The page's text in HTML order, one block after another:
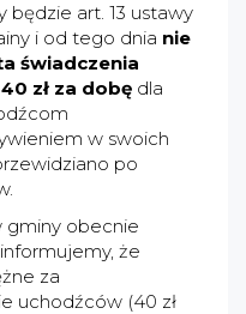
będzie art. 13 ustawy
i od tego dnia nie
świadczenia
zł za dobę dla
w swoich
po
gminy obecnie
że
za
uchodźców (40 zł